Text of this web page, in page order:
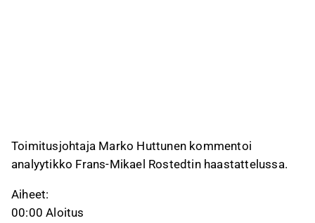
vuodenvaihteessa, kun taas Levin
majoitushankkeen tavoitteena on käynnistys
on myyty ja 3:sta on tehty takalaitasopimus.
Toimitusjohtaja Marko Huttunen kommentoi
analyytikko Frans-Mikael Rostedtin haastattelussa.
Aiheet:
00:00 Aloitus